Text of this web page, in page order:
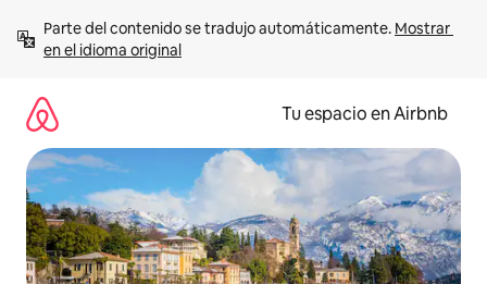
contenido
Parte del contenido se tradujo automáticamente. Mostrar
en el idioma original
Tu espacio en Airbnb